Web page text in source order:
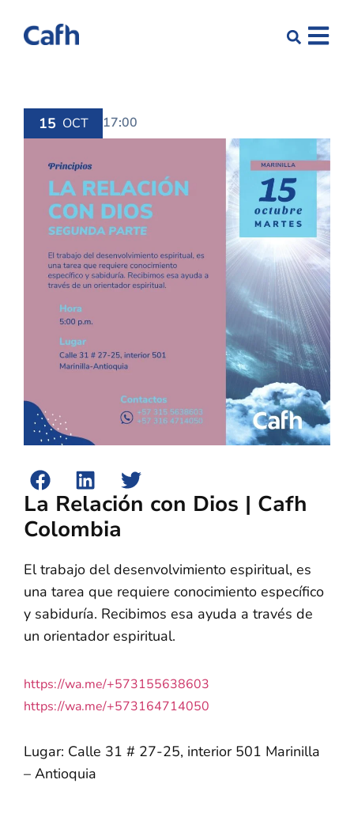
15 OCT 17:00
La Relación con Dios | Cafh
Colombia
El trabajo del desenvolvimiento espiritual, es
una tarea que requiere conocimiento específico
y sabiduría. Recibimos esa ayuda a través de
un orientador espiritual.
https://wa.me/+573155638603
https://wa.me/+573164714050
Lugar: Calle 31 # 27-25, interior 501 Marinilla
– Antioquia